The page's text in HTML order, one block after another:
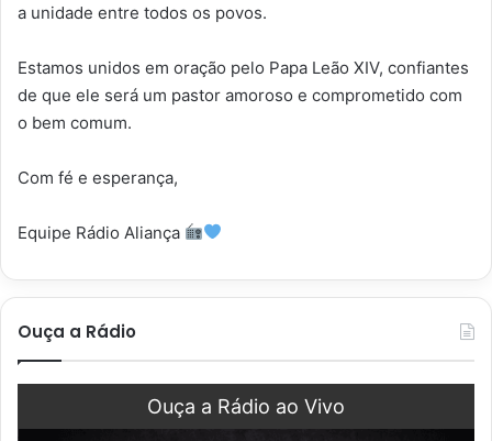
a unidade entre todos os povos.
Estamos unidos em oração pelo Papa Leão XIV, confiantes
de que ele será um pastor amoroso e comprometido com
o bem comum.
Com fé e esperança,
Equipe Rádio Aliança
Ouça a Rádio
Ouça a Rádio ao Vivo